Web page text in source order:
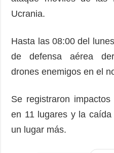
Ucrania.
Hasta las 08:00 del
de defensa aérea
drones enemigos en el
Se registraron
en 11 lugares y la
un lugar más.